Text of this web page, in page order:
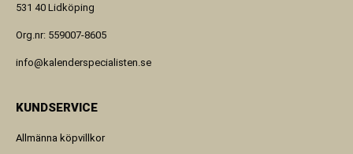
531 40 Lidköping
Org.nr: 559007-8605
info@kalenderspecialisten.se
KUNDSERVICE
Allmänna köpvillkor